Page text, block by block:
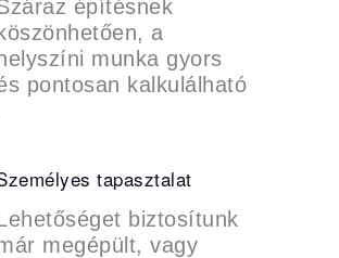
építésnek
köszönhetően, a
helyszíni munka gyors
pontosan kalkulálható
tapasztalat
biztosítunk
megépült, vagy